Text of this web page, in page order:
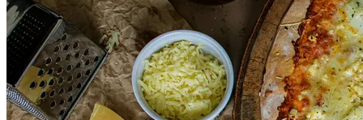

Začíná rozvážet v 15:00
Telefon
+420 727 875 075
Kontakt